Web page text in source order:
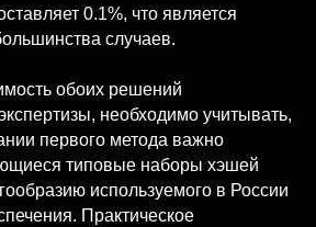
0.1%, что является
случаев.
обоих решений
необходимо учитывать,
первого метода важно
типовые наборы хэшей
используемого в России
Практическое